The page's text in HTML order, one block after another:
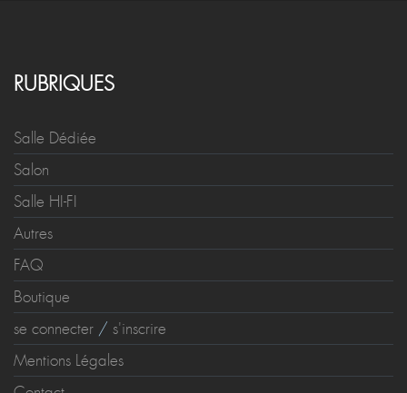
RUBRIQUES
Salle Dédiée
Salon
Salle HI-FI
Autres
FAQ
Boutique
se connecter / s'inscrire
Mentions Légales